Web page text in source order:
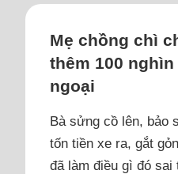
Mẹ chồng chì
thêm 100
ngoại
Bà sửng cồ lên, bảo
tốn tiền xe ra, gắt
đã làm điều gì đó sai